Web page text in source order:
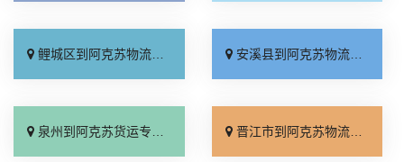
鲤城区到阿克苏物流专线_运价查询「准时到货」 安溪县到阿克苏物流专线_限时必达「计费标准」
泉州到阿克苏货运专线-泉州到阿克苏物流公司_直达不中转「运价行情」 晋江市到阿克苏物流专线_保证时效「专业调车」